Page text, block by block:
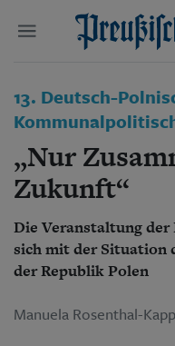
Danzig
Suchen und
13. Deutsch-
„Nur
Zukunft“
Die Veranstaltung
sich mit der Situation
der Republik Polen
Manuela Rosenthal-